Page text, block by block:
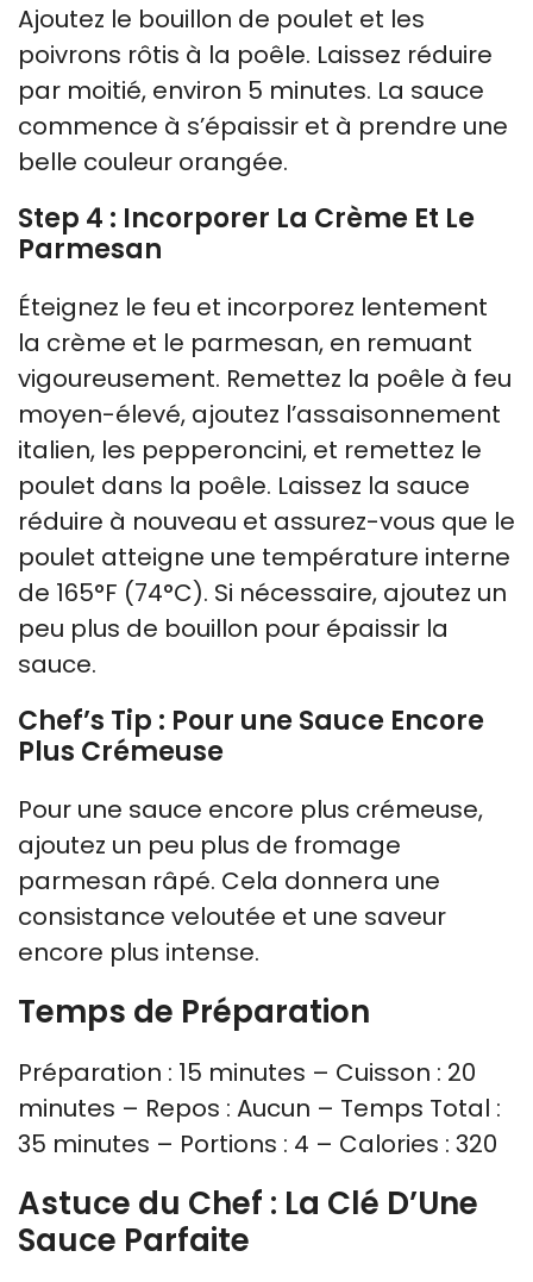
Ajoutez le bouillon de poulet et les
poivrons rôtis à la poêle. Laissez réduire
par moitié, environ 5 minutes. La sauce
commence à s’épaissir et à prendre une
belle couleur orangée.
Step 4 : Incorporer La Crème Et Le
Parmesan
Éteignez le feu et incorporez lentement
la crème et le parmesan, en remuant
vigoureusement. Remettez la poêle à feu
moyen-élevé, ajoutez l’assaisonnement
italien, les pepperoncini, et remettez le
poulet dans la poêle. Laissez la sauce
réduire à nouveau et assurez-vous que le
poulet atteigne une température interne
de 165°F (74°C). Si nécessaire, ajoutez un
peu plus de bouillon pour épaissir la
sauce.
Chef’s Tip : Pour une Sauce Encore
Plus Crémeuse
Pour une sauce encore plus crémeuse,
ajoutez un peu plus de fromage
parmesan râpé. Cela donnera une
consistance veloutée et une saveur
encore plus intense.
Temps de Préparation
Préparation : 15 minutes – Cuisson : 20
minutes – Repos : Aucun – Temps Total :
35 minutes – Portions : 4 – Calories : 320
Astuce du Chef : La Clé D’Une
Sauce Parfaite